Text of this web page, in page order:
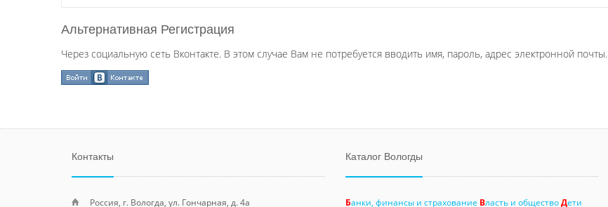
Альтернативная Регистрация
Через социальную сеть Вконтакте. В этом случае Вам не потребуется вводить имя, пароль, адрес электронной почты.
Контакты
Россия, г. Вологда, ул. Гончарная, д. 4а
Каталог Вологды
Банки, финансы и страхование Власть и обществоДети